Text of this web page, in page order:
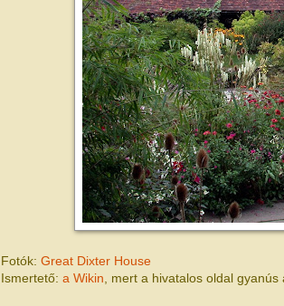
Fotók: Great Dixter House
Ismertető: a Wikin , mert a hivatalos oldal